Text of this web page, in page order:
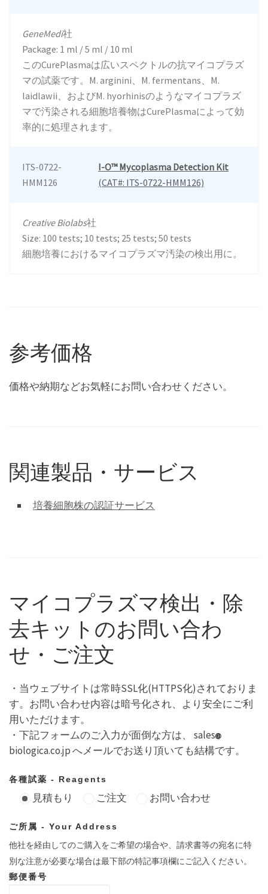
GeneMedi社
Package: 1 ml / 5 ml / 10 ml
このCurePlasmaは広いスペクトルの抗マイコプラズ
マの試薬です。M. arginini、M. fermentans、M.
laidlawii、およびM. hyorhinisのようなマイコプラズ
マで汚染される細胞培養物はCurePlasmaによって効
率的に処理されます。
ITS-0722-
HMM126
I-O™ Mycoplasma Detection Kit
(CAT#: ITS-0722-HMM126)
Creative Biolabs社
Size: 100 tests; 10 tests; 25 tests; 50 tests
細胞培養におけるマイコプラズマ汚染の検出用に。
参考価格
価格や納期などお気軽にお問い合わせください。
関連製品・サービス
培養細胞株の認証サービス
マイコプラズマ検出・除
去キットのお問い合わ
せ・ご注文
・当ウェブサイトは常時SSL化(HTTPS化)されておりま
す。お問い合わせ内容は暗号化され、より安全にご利
用いただけます。
・下記フォームのご入力が面倒な方は、 sales
biologica.co.jp へメールでお送り頂いても結構です。
各種試薬 - Reagents
見積もり ご注文 お問い合わせ
ご所属 - Your Address
他社を経由してのご購入をご希望の場合や、請求書等の宛名に特
別な注意が必要な場合は最下部の特記事項欄にご記入ください。
郵便番号